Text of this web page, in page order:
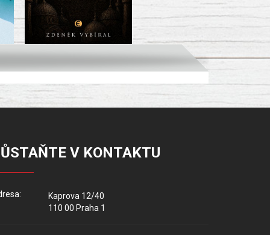
V KONTAKTU
Kaprova 12/40
110 00 Praha 1